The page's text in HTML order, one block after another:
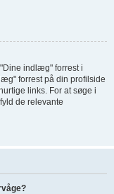
indlæg" forrest i
forrest på din profilside
links. For at søge i
de relevante